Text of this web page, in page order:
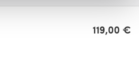
119,00 €